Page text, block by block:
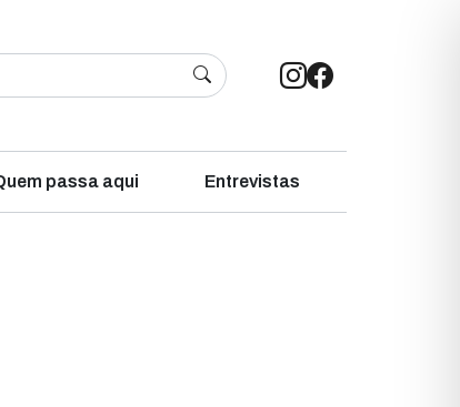
passa aqui Entrevistas